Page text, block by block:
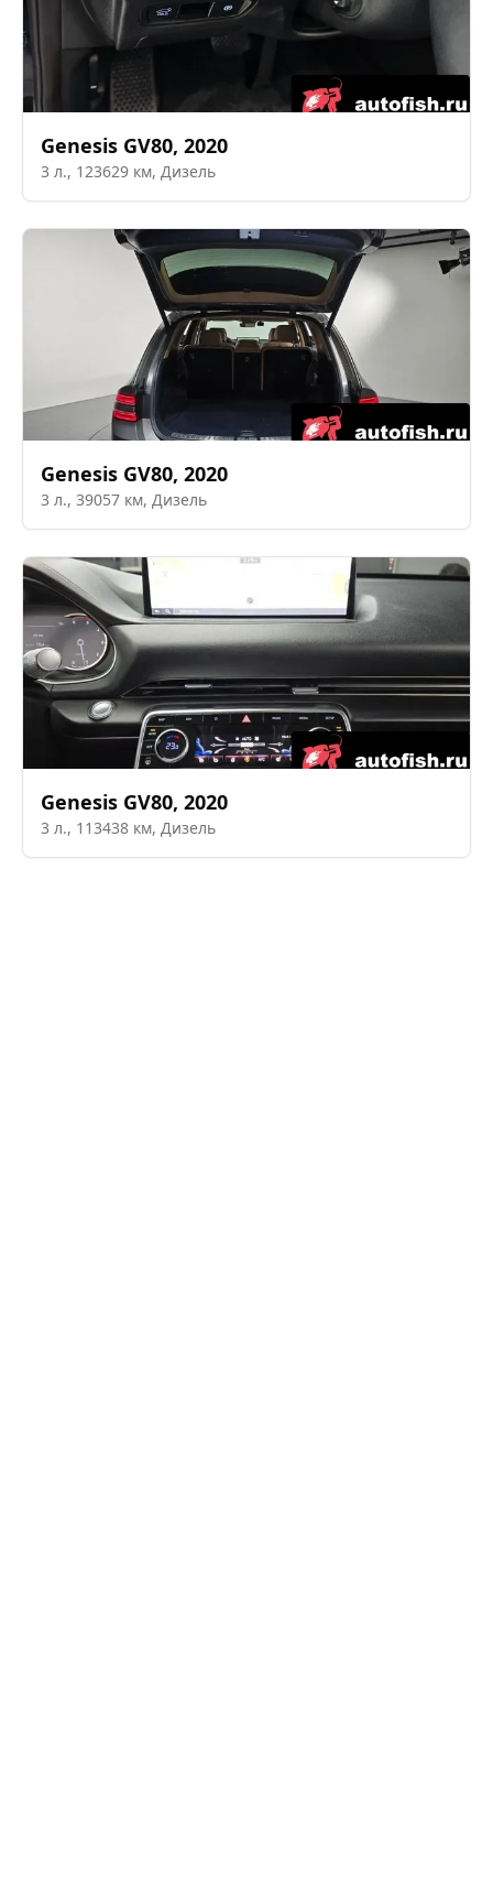
Genesis GV80, 2020
3 л., 123629 км, Дизель
Genesis GV80, 2020
3 л., 39057 км, Дизель
Genesis GV80, 2020
3 л., 113438 км, Дизель